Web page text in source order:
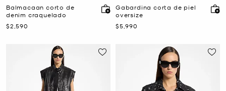
Balmacaan corto de
denim craquelado
Ahora
$2,590
Gabardina corta de piel
oversize
Ahora
$5,990